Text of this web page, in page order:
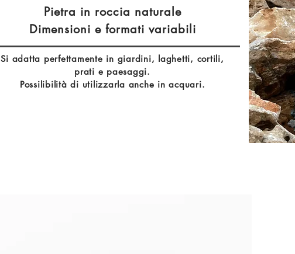
Pietra in roccia naturale
Dimensioni e formati variabili
Si adatta perfettamente in giardini, laghetti, cortili,
prati e paesaggi.
Possilibilità di utilizzarla anche in acquari.